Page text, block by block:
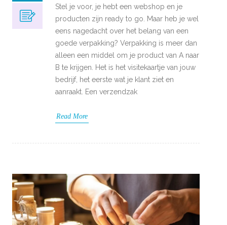
Stel je voor, je hebt een webshop en je
producten zijn ready to go. Maar heb je wel
eens nagedacht over het belang van een
goede verpakking? Verpakking is meer dan
alleen een middel om je product van A naar
B te krijgen. Het is het visitekaartje van jouw
bedrijf, het eerste wat je klant ziet en
aanraakt. Een verzendzak
Read More